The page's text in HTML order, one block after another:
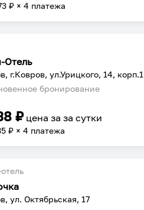
₽ × 4 платежа
Отель
г.Ковров, ул.Урицкого, 14, корп.1
бронирование
₽ цена заза сутки
₽ × 4 платежа
ул. Октябрьская, 17